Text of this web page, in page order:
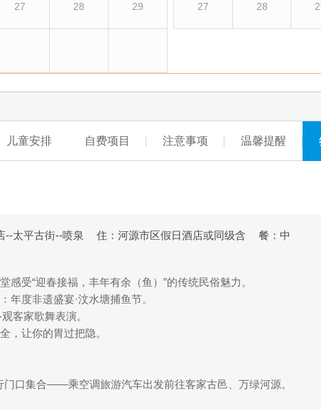
27 28 29 27 28
儿童安排 自费项目 注意事项 温馨提醒
--太平古街--喷泉 住：河源市区假日酒店或同级含 餐：中
感受“迎春接福，丰年有余（鱼）”的传统民俗魅力。
年度非遗盛宴·汶水塘捕鱼节。
客家歌舞表演。
，让你的胃过把隐。
门口集合——乘空调旅游汽车出发前往客家古邑、万绿河源。